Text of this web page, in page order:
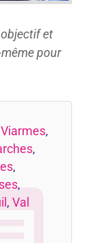
et
pour
Viarmes,
,
,
,
,Val